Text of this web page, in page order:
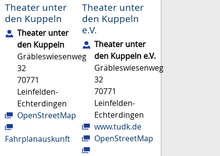
Theater unter
den Kuppeln
Theater unter
den Kuppeln
Gräbleswiesenweg
32
70771
Leinfelden-
Echterdingen
OpenStreetMap
Fahrplanauskunft
Theater unter
den Kuppeln
e.V.
Theater unter
den Kuppeln e.V.
Gräbleswiesenweg
32
70771
Leinfelden-
Echterdingen
www.tudk.de
OpenStreetMap